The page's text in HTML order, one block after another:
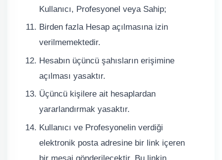
Kullanıcı, Profesyonel veya Sahip;
Birden fazla Hesap açılmasına izin
verilmemektedir.
Hesabın üçüncü şahısların erişimine
açılması yasaktır.
Üçüncü kişilere ait hesaplardan
yararlandırmak yasaktır.
Kullanıcı ve Profesyonelin verdiği
elektronik posta adresine bir link içeren